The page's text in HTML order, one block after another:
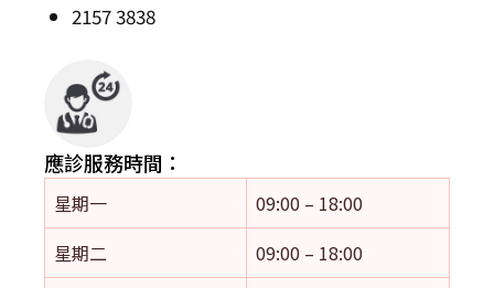
2157 3838
應診服務時間：
星期一
09:00 – 18:00
星期二
09:00 – 18:00